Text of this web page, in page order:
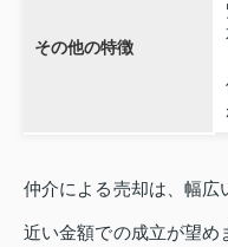
その他の特徴
仲介による売却は、幅広
近い金額での成立が望め